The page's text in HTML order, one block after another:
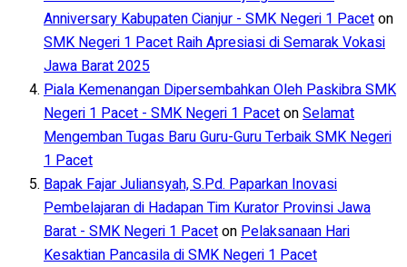
Anniversary Kabupaten Cianjur - SMK Negeri 1 Paceton
SMK Negeri 1 Pacet Raih Apresiasi di Semarak Vokasi
Jawa Barat 2025
Piala Kemenangan Dipersembahkan Oleh Paskibra SMK
Negeri 1 Pacet - SMK Negeri 1 PacetonSelamat
Mengemban Tugas Baru Guru-Guru Terbaik SMK Negeri
1 Pacet
Bapak Fajar Juliansyah, S.Pd. Paparkan Inovasi
Pembelajaran di Hadapan Tim Kurator Provinsi Jawa
Barat - SMK Negeri 1 Paceton Pelaksanaan Hari
Kesaktian Pancasila di SMK Negeri 1 Pacet